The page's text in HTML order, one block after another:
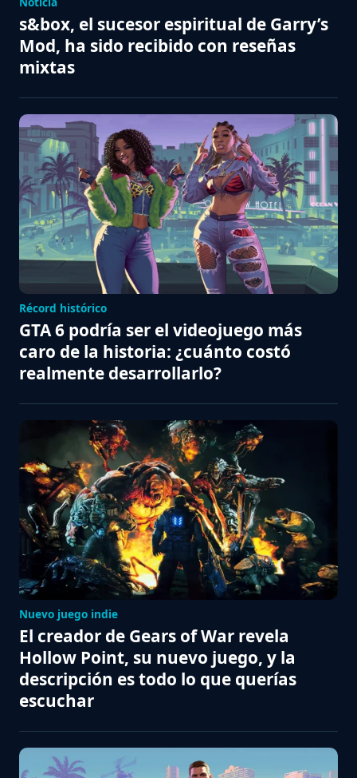
s&box, el sucesor espiritual de Garry’s
Mod, ha sido recibido con reseñas
mixtas
Récord histórico
GTA 6 podría ser el videojuego más
caro de la historia: ¿cuánto costó
realmente desarrollarlo?
Nuevo juego indie
El creador de Gears of War revela
Hollow Point, su nuevo juego, y la
descripción es todo lo que querías
escuchar